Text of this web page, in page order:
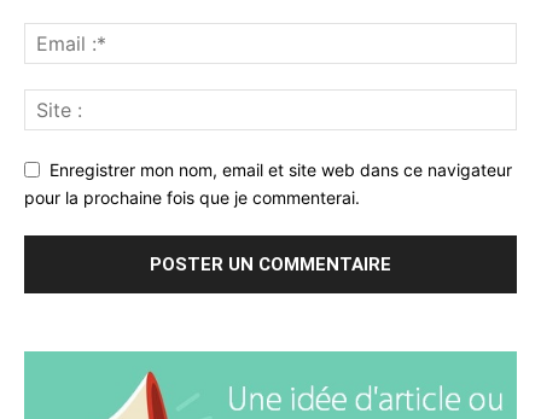
Enregistrer mon nom, email et site web dans ce navigateur
pour la prochaine fois que je commenterai.